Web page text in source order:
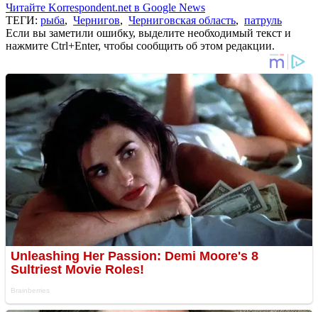
Читайте Korrespondent.net в Google News
ТЕГИ: рыба, Чернигов, Черниговская область, патруль
Если вы заметили ошибку, выделите необходимый текст и
нажмите Ctrl+Enter, чтобы сообщить об этом редакции.